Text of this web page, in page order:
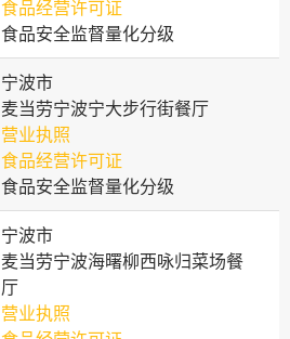
食品经营许可证
食品安全监督量化分级
宁波市
麦当劳宁波宁大步行街餐厅
营业执照
食品经营许可证
食品安全监督量化分级
宁波市
麦当劳宁波海曙柳西咏归菜场餐
厅
营业执照